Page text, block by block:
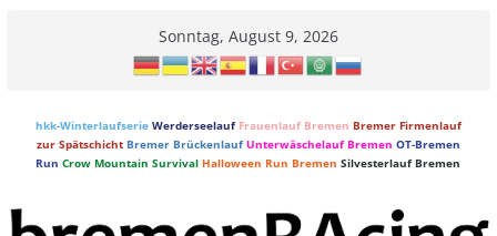
Sonntag, August 9, 2026
hkk-Winterlaufserie Werderseelauf Frauenlauf Bremen Bremer Firmenlauf
zur Spätschicht Bremer Brückenlauf Unterwäschelauf Bremen OT-Bremen
Run Crow Mountain Survival Halloween Run Bremen Silvesterlauf Bremen